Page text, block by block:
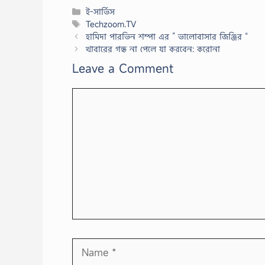
Categories
ই-সার্ভিস
Tags
Techzoom.TV
হামিদা পারভিন শম্পা এর ” ভালোবাসার জিঞ্জির “
খাবারের গন্ধ না পেলে যা করবেন: করোনা
Leave a Comment
Name